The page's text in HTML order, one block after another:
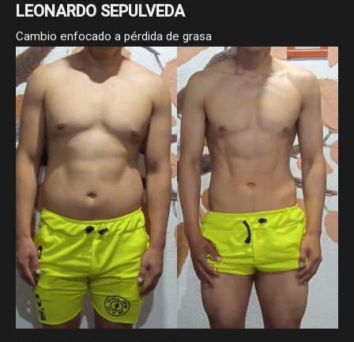
LEONARDO SEPULVEDA
Cambio enfocado a pérdida de grasa